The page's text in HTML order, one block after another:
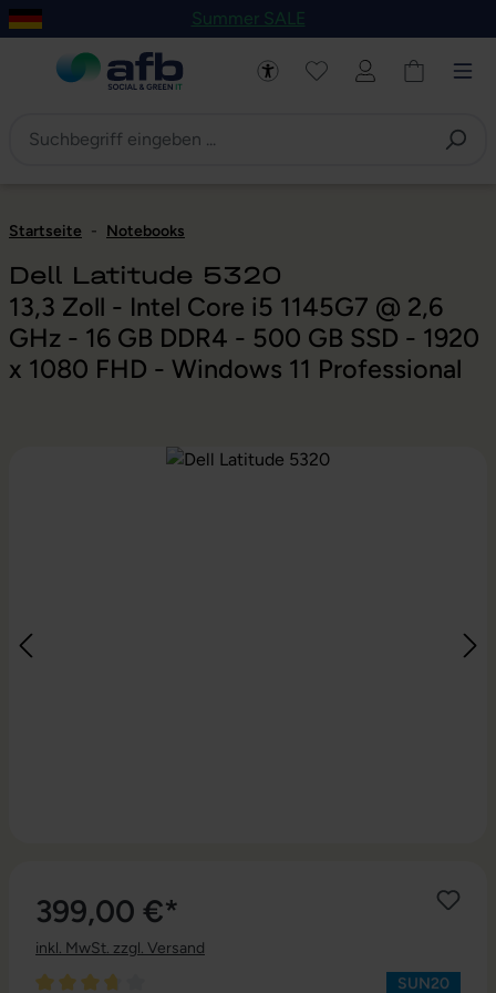
Hauptinhalt springen
Zur Navigation der B2B-Plattform springen
Summer SALE
Startseite - Notebooks
Dell Latitude 5320
13,3 Zoll - Intel Core i5 1145G7 @ 2,6
GHz - 16 GB DDR4 - 500 GB SSD - 1920
x 1080 FHD - Windows 11 Professional
Bildergalerie überspringen
399,00 €*
inkl. MwSt. zzgl. Versand
SUN20